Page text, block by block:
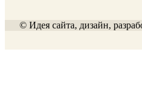
© Идея сайта, дизайн,